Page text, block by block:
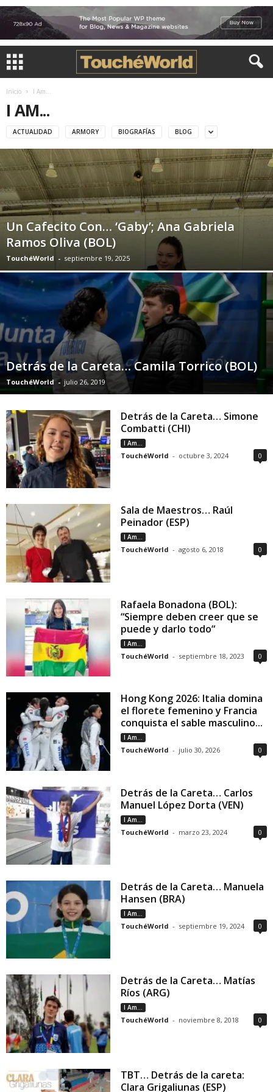
Inicio I Am...
I AM...
ACTUALIDAD ARMORY BIOGRAFÍAS BLOG
Un Cafecito Con… ‘Gaby’; Ana Gabriela
Ramos Oliva (BOL)
TouchéWorld - septiembre 19, 2025
Detrás de la Careta… Camila Torrico (BOL)
TouchéWorld - julio 26, 2019
Detrás de la Careta… Simone
Combatti (CHI)
I Am...
TouchéWorld - octubre 3, 2024 0
Sala de Maestros… Raúl
Peinador (ESP)
I Am...
TouchéWorld - agosto 6, 2018 0
Rafaela Bonadona (BOL):
“Siempre deben creer que se
puede y darlo todo“
I Am...
TouchéWorld - septiembre 18, 2023 0
Hong Kong 2026: Italia domina
el florete femenino y Francia
conquista el sable masculino...
I Am...
TouchéWorld - julio 30, 2026 0
Detrás de la Careta… Carlos
Manuel López Dorta (VEN)
I Am...
TouchéWorld - marzo 23, 2024 0
Detrás de la Careta… Manuela
Hansen (BRA)
I Am...
TouchéWorld - septiembre 19, 2024 0
Detrás de la Careta… Matías
Ríos (ARG)
I Am...
TouchéWorld - noviembre 8, 2018 0
TBT… Detrás de la careta:
Clara Grigaliunas (ESP)